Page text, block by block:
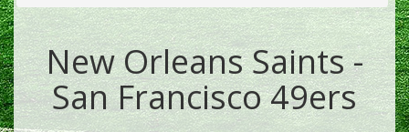
New Orleans Saints -
San Francisco 49ers